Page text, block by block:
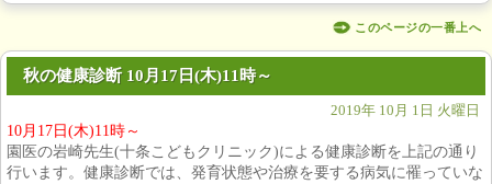
このページの一番上へ
秋の健康診断 10月17日(木)11時～
2019年 10月 1日 火曜日
10月17日(木)11時～
園医の岩崎先生(十条こどもクリニック)による健康診断を上記の通り
行います。健康診断では、発育状態や治療を要する病気に罹っていな